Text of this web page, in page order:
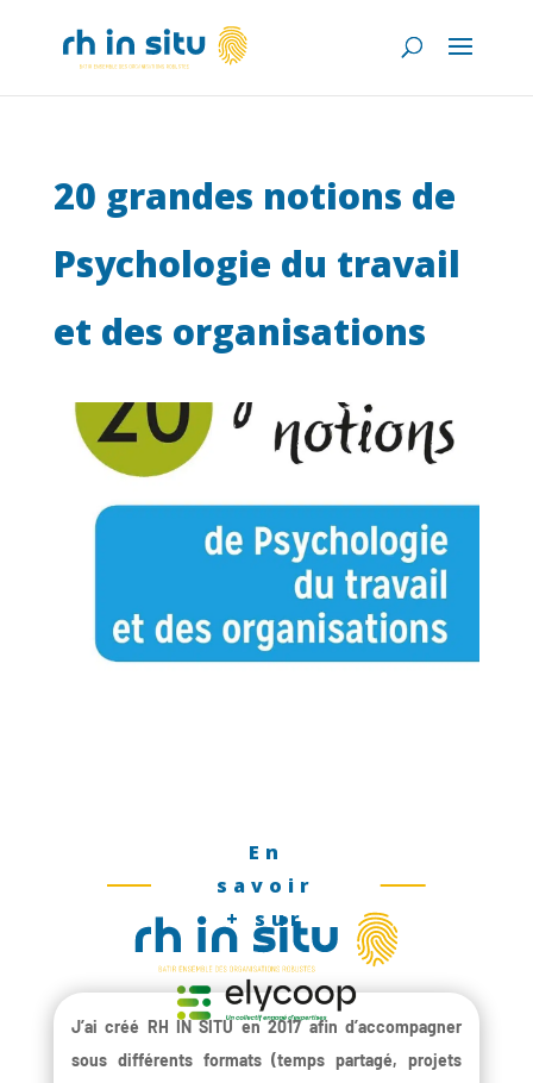
20 grandes notions de
Psychologie du travail
et des organisations
En
savoir
+ sur
J’ai créé RH IN SITU en 2017 afin d’accompagner
sous différents formats (temps partagé, projets